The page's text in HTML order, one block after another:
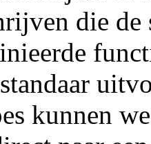
die de
kunnen